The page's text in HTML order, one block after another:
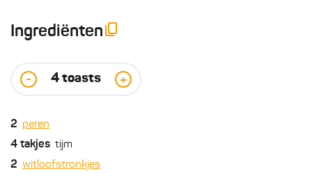
Ingrediënten
- 4 toasts +
2 peren
4 takjes tijm
2 witloofstronkjes